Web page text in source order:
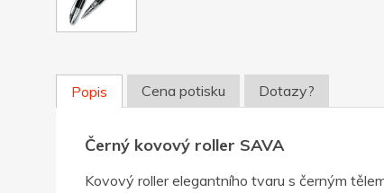
Popis Cena potisku Dotazy?
Černý kovový roller SAVA
Kovový roller elegantního tvaru s černým